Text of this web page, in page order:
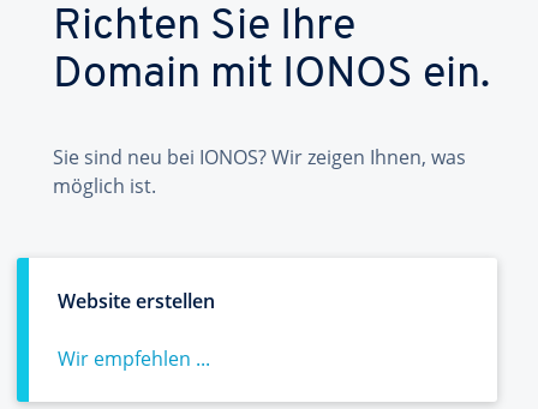
Richten Sie Ihre
Domain mit IONOS ein.
Sie sind neu bei IONOS? Wir zeigen Ihnen, was
möglich ist.
Website erstellen
Wir empfehlen ...